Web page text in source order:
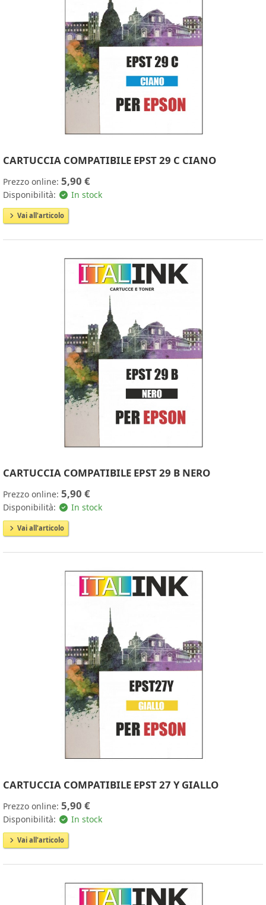
CARTUCCIA COMPATIBILE EPST 29 C CIANO
Prezzo online: 5,90 €
Disponibilità: In stock
Vai all'articolo
CARTUCCIA COMPATIBILE EPST 29 B NERO
Prezzo online: 5,90 €
Disponibilità: In stock
Vai all'articolo
CARTUCCIA COMPATIBILE EPST 27 Y GIALLO
Prezzo online: 5,90 €
Disponibilità: In stock
Vai all'articolo